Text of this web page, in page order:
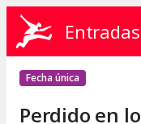
Entradas
Fecha única
Perdido en